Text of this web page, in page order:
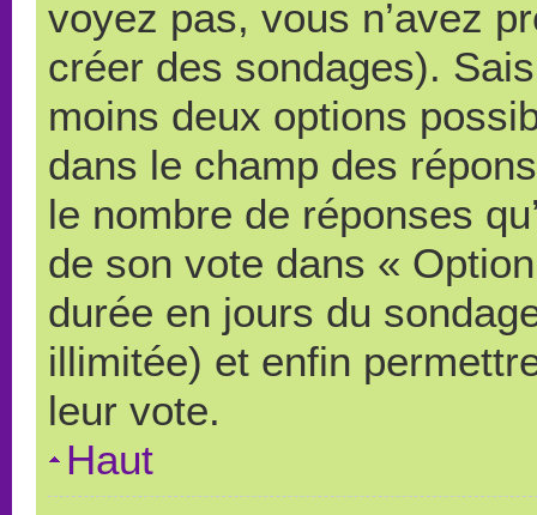
voyez pas, vous n’avez
créer des sondages).
moins deux options
dans le champ des
le nombre de réponses
de son vote dans «
durée en jours du
illimitée) et enfin
leur vote.
Haut